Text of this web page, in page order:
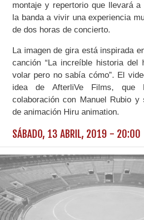
montaje y repertorio que llevará
la banda a vivir una experiencia
de dos horas de concierto.
La imagen de gira está inspirada
canción “La increíble historia del
volar pero no sabía cómo”. El
idea de AfterliVe Films, que
colaboración con Manuel Rubio y
de animación Hiru animation.
SÁBADO, 13 ABRIL, 2019 - 20:00